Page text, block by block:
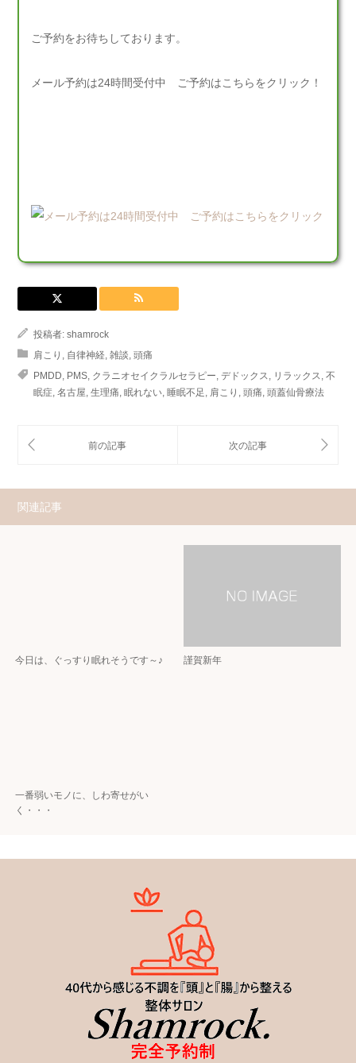
ご予約をお待ちしております。
メール予約は24時間受付中 ご予約はこちらをクリック！
投稿者: shamrock
肩こり
自律神経 雑談 頭痛
PMDD PMS クラニオセイクラルセラピー デドックス リラックス 不
眠症 名古屋 生理痛 眠れない 睡眠不足 肩こり 頭痛 頭蓋仙骨療法
関連記事
今日は、ぐっすり眠れそうです～♪ 謹賀新年
一番弱いモノに、しわ寄せがい
く・・・